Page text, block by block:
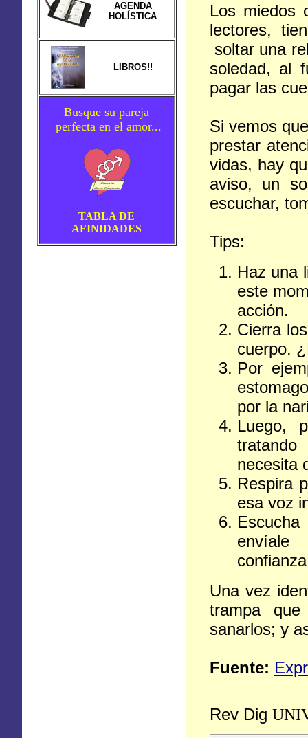
AGENDA
HOLÍSTICA
LIBROS!!
Busque su pareja
perfecta en el amor...
TABLA DE
AFINIDADES
Los miedos
lectores,
soltar una
soledad, al
pagar las
Si vemos
prestar
vidas, hay
aviso, un
escuchar,
Tips:
Haz una
este
acción.
Cierra
cuerpo.
Por
por la
Luego,
necesita
Respira
esa voz
envíale
Una vez
trampa
sanarlos; y
Fuente:
Rev Dig